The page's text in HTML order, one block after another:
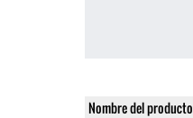
Nombre del producto